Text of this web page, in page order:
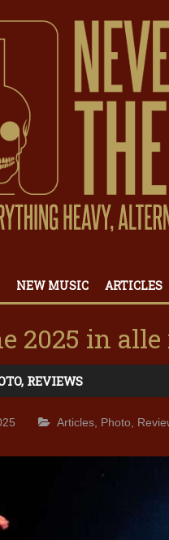
NEW MUSIC ARTICLES
2025 in
, REVIEWS
Articles Photo